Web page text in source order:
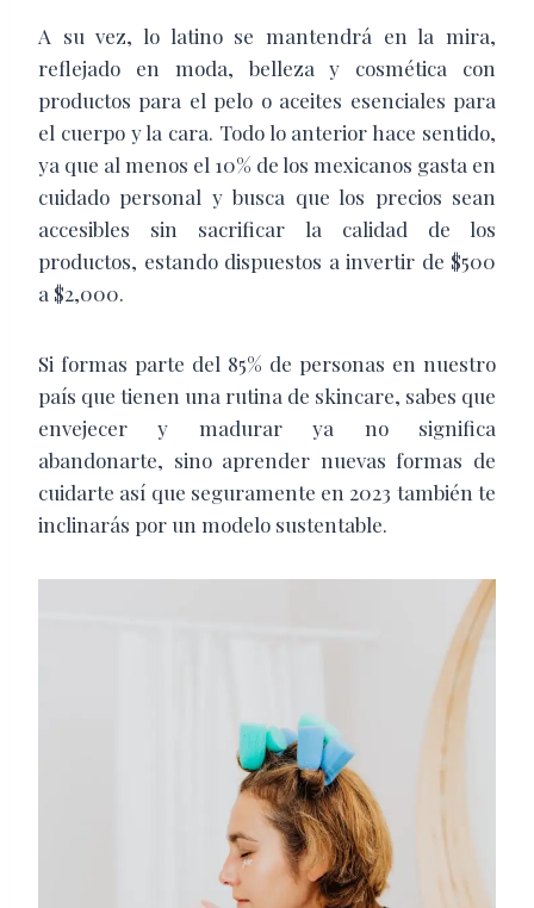
A su vez, lo latino se mantendrá en la mira,
reflejado en moda, belleza y cosmética con
productos para el pelo o aceites esenciales para
el cuerpo y la cara. Todo lo anterior hace sentido,
ya que al menos el 10% de los mexicanos gasta en
cuidado personal y busca que los precios sean
accesibles sin sacrificar la calidad de los
productos, estando dispuestos a invertir de $500
a $2,000.
Si formas parte del 85% de personas en nuestro
país que tienen una rutina de skincare, sabes que
envejecer y madurar ya no significa
abandonarte, sino aprender nuevas formas de
cuidarte así que seguramente en 2023 también te
inclinarás por un modelo sustentable.